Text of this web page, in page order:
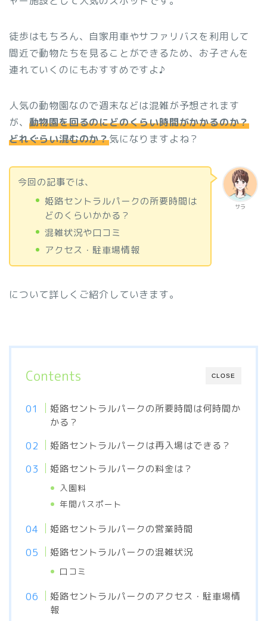
徒歩はもちろん、自家用車やサファリバスを利用して
間近で動物たちを見ることができるため、お子さんを
連れていくのにもおすすめですよ♪
人気の動物園なので週末などは混雑が予想されます
が、 動物園を回るのにどのくらい時間がかかるのか？
どれぐらい混むのか？気になりますよね？
サラ
今回の記事では、
姫路セントラルパークの所要時間は
どのくらいかかる？
混雑状況や口コミ
アクセス・駐車場情報
について詳しくご紹介していきます。
CLOSE
Contents
姫路セントラルパークの所要時間は何時間か
かる？
姫路セントラルパークは再入場はできる？
姫路セントラルパークの料金は？
入園料
年間パスポート
姫路セントラルパークの営業時間
姫路セントラルパークの混雑状況
口コミ
姫路セントラルパークのアクセス・駐車場情
報